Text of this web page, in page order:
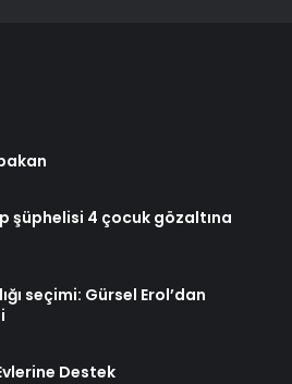
şüphelisi 4 çocuk gözaltına
seçimi: Gürsel Erol’dan
Destek